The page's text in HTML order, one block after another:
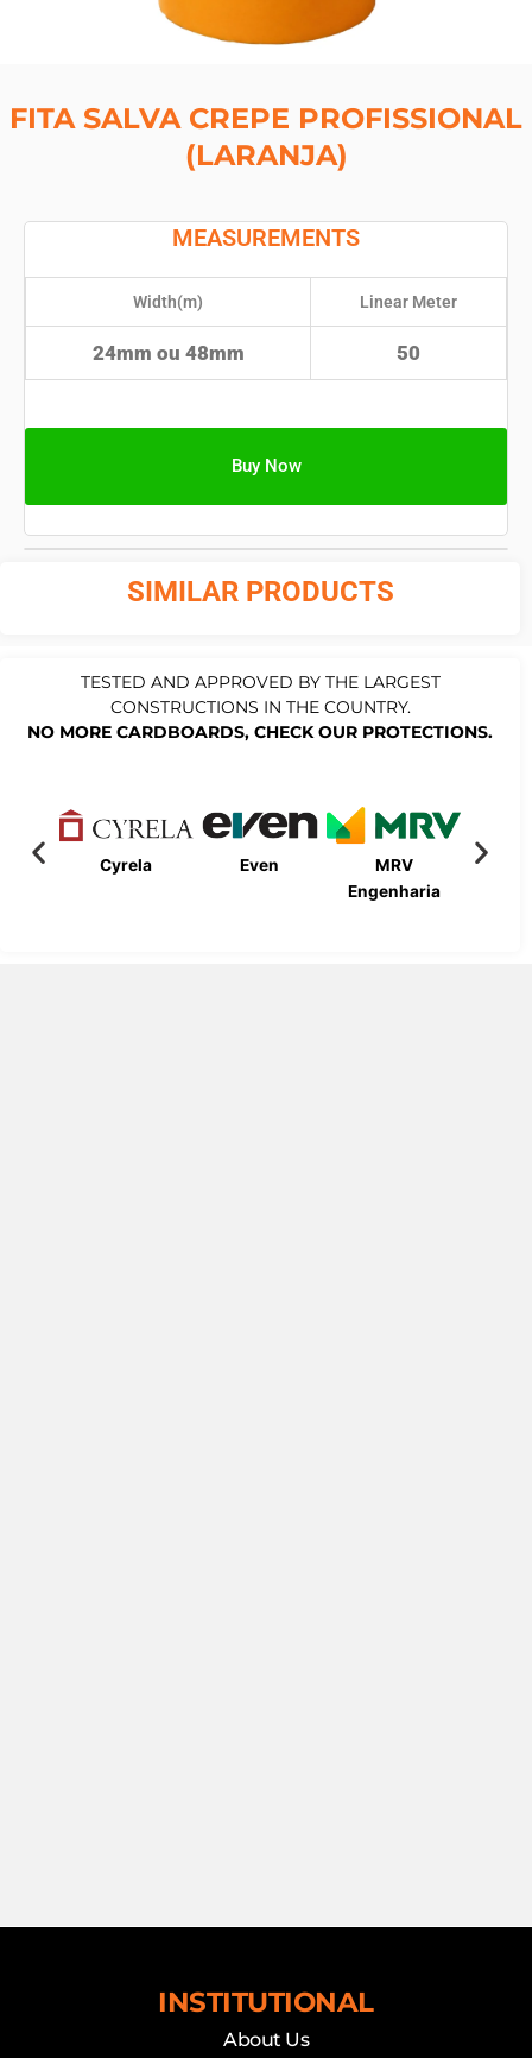
FITA SALVA CREPE PROFISSIONAL
(LARANJA)
MEASUREMENTS
Width(m) Linear Meter
24mm ou 48mm 50
Buy Now
SIMILAR PRODUCTS
TESTED AND APPROVED BY THE LARGEST
CONSTRUCTIONS IN THE COUNTRY.
NO MORE CARDBOARDS, CHECK OUR PROTECTIONS.
Cyrela Even
MRV
Engenharia
INSTITUTIONAL
About Us